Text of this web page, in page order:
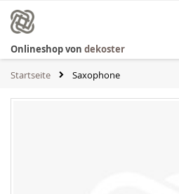
Inhalt
springen
Onlineshop von dekoster
Startseite Saxophone